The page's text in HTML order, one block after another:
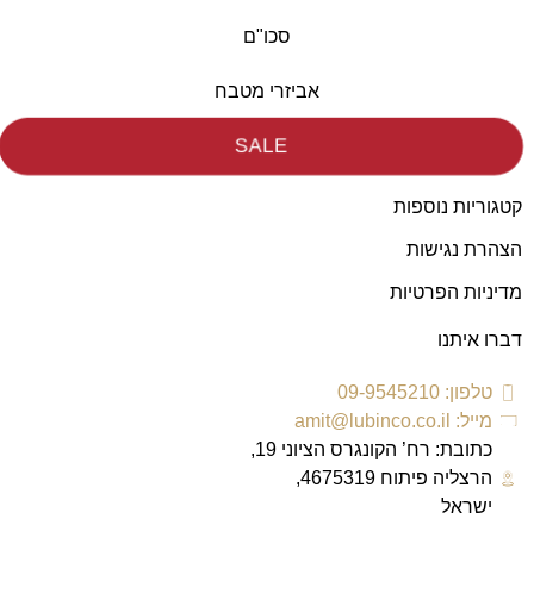
סכו"ם
אביזרי מטבח
SALE
קטגוריות נוספות
הצהרת נגישות
מדיניות הפרטיות
דברו איתנו
טלפון: 09-9545210
מייל: amit@lubinco.co.il
כתובת: רח’ הקונגרס הציוני 19,
הרצליה פיתוח 4675319,
ישראל